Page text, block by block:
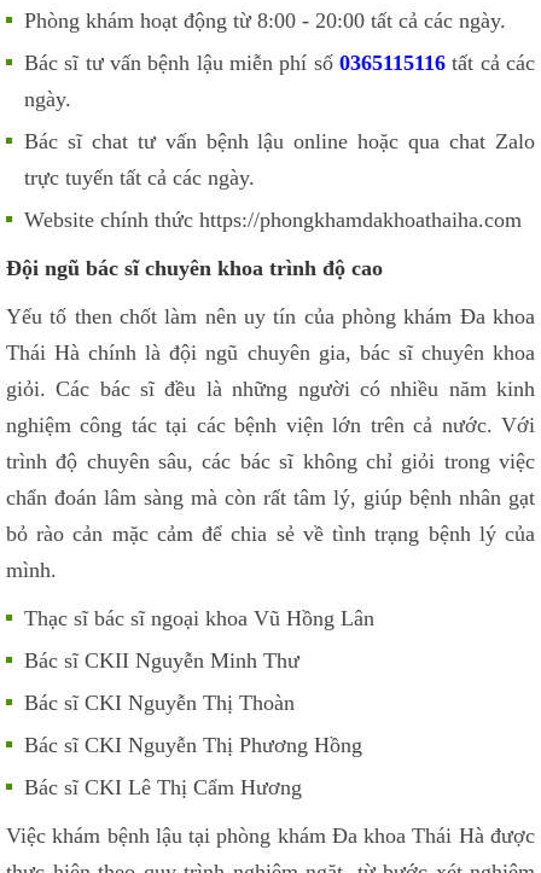
Phòng khám hoạt động từ 8:00 - 20:00 tất cả các ngày.
Bác sĩ tư vấn bệnh lậu miễn phí số 0365115116 tất cả các
ngày.
Bác sĩ chat tư vấn bệnh lậu online hoặc qua chat Zalo
trực tuyến tất cả các ngày.
Website chính thức https://phongkhamdakhoathaiha.com
Đội ngũ bác sĩ chuyên khoa trình độ cao
Yếu tố then chốt làm nên uy tín của phòng khám Đa khoa
Thái Hà chính là đội ngũ chuyên gia, bác sĩ chuyên khoa
giỏi. Các bác sĩ đều là những người có nhiều năm kinh
nghiệm công tác tại các bệnh viện lớn trên cả nước. Với
trình độ chuyên sâu, các bác sĩ không chỉ giỏi trong việc
chẩn đoán lâm sàng mà còn rất tâm lý, giúp bệnh nhân gạt
bỏ rào cản mặc cảm để chia sẻ về tình trạng bệnh lý của
mình.
Thạc sĩ bác sĩ ngoại khoa Vũ Hồng Lân
Bác sĩ CKII Nguyễn Minh Thư
Bác sĩ CKI Nguyễn Thị Thoàn
Bác sĩ CKI Nguyễn Thị Phương Hồng
Bác sĩ CKI Lê Thị Cẩm Hương
Việc khám bệnh lậu tại phòng khám Đa khoa Thái Hà được